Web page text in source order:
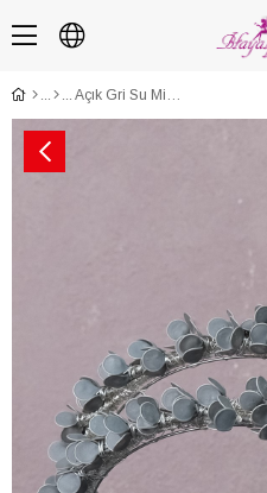
Açık Gri Su Mineli Boncuklu Gelin Kına Tacı